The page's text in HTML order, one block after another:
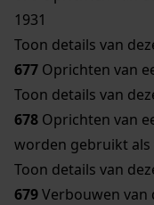
1931
Toon details van
677 Oprichten van
Toon details van
678 Oprichten van
worden gebruikt als
Toon details van
679Verbouwen van